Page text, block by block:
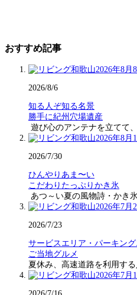
おすすめ記事
2026/8/6
知る人ぞ知る名景
勝手に紀州穴場遺産
遊び心のアンテナを立てて
2026/7/30
ひんやりあま〜い
こだわりたっぷりかき氷
あつ～い夏の風物詩・かき
2026/7/23
サービスエリア・パーキン
ご当地グルメ
夏休み、高速道路を利用す